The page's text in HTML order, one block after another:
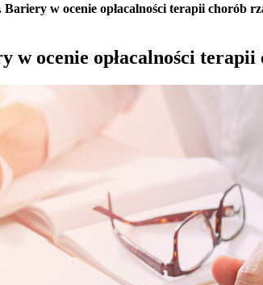
Bariery w ocenie opłacalności terapii chorób
w ocenie opłacalności